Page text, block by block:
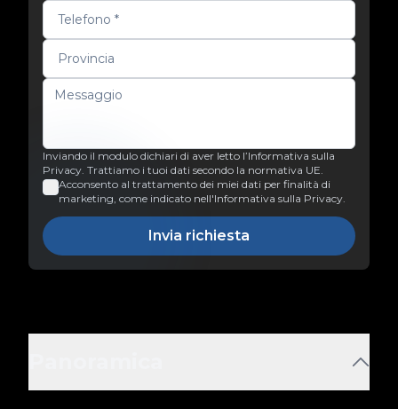
Inviando il modulo dichiari di aver letto l’Informativa sulla
Privacy. Trattiamo i tuoi dati secondo la normativa UE.
Acconsento al trattamento dei miei dati per finalità di
marketing, come indicato nell'Informativa sulla Privacy.
Invia richiesta